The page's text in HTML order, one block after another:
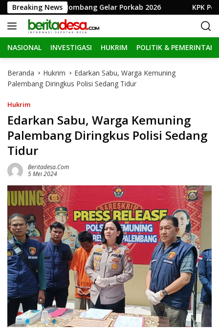
a
g
u
Breaking News
Pemkab Jombang Gelar Porkab 2026 KPK
NASIONAL INVESTIGASI HUKRIM POLITIK & PEMERINTAH
Beranda Hukrim
Edarkan Sabu, Warga Kemuning
Palembang Diringkus Polisi Sedang Tidur
Hukrim
Edarkan Sabu, Warga Kemuning
Palembang Diringkus Polisi Sedang
Tidur
Beritadesa.com
5 Mei 2024